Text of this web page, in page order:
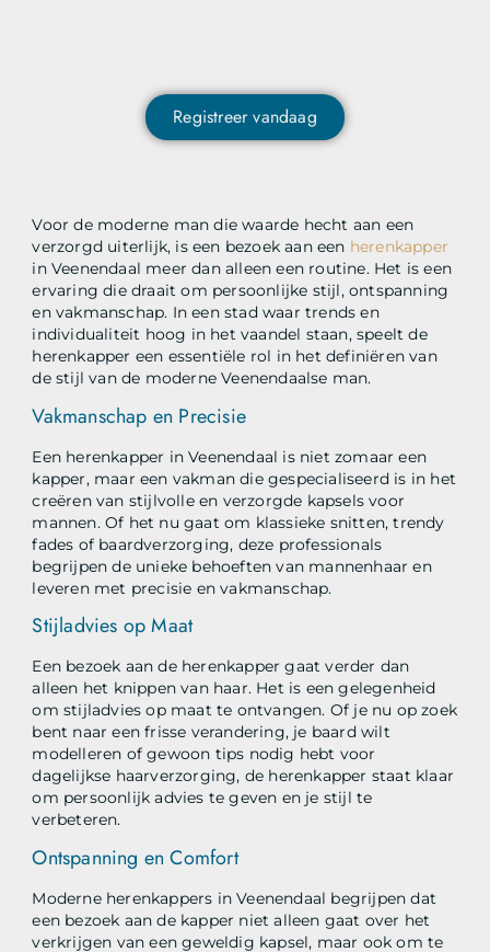
Voor de moderne man die waarde hecht aan een
verzorgd uiterlijk, is een bezoek aan een herenkapper
in Veenendaal meer dan alleen een routine. Het is een
ervaring die draait om persoonlijke stijl, ontspanning
en vakmanschap. In een stad waar trends en
individualiteit hoog in het vaandel staan, speelt de
herenkapper een essentiële rol in het definiëren van
de stijl van de moderne Veenendaalse man.
Vakmanschap en Precisie
Een herenkapper in Veenendaal is niet zomaar een
kapper, maar een vakman die gespecialiseerd is in het
creëren van stijlvolle en verzorgde kapsels voor
mannen. Of het nu gaat om klassieke snitten, trendy
fades of baardverzorging, deze professionals
begrijpen de unieke behoeften van mannenhaar en
leveren met precisie en vakmanschap.
Stijladvies op Maat
Een bezoek aan de herenkapper gaat verder dan
alleen het knippen van haar. Het is een gelegenheid
om stijladvies op maat te ontvangen. Of je nu op zoek
bent naar een frisse verandering, je baard wilt
modelleren of gewoon tips nodig hebt voor
dagelijkse haarverzorging, de herenkapper staat klaar
om persoonlijk advies te geven en je stijl te
verbeteren.
Ontspanning en Comfort
Moderne herenkappers in Veenendaal begrijpen dat
een bezoek aan de kapper niet alleen gaat over het
verkrijgen van een geweldig kapsel, maar ook om te
Registreer vandaag